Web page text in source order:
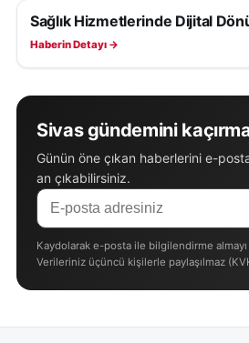
SAĞLIK
Sağlık Hizmetlerinde Dijital
Haberin Detayı →
Sivas gündemini
Günün öne çıkan haberlerini e-
an çıkabilirsiniz.
Kaydolarak e-posta ile bilgilendirme
Verileriniz üçüncü kişilerle paylaşılmaz